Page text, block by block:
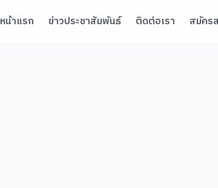
หน้าแรก ข่าวประชาสัมพันธ์ ติดต่อเรา สมัคร